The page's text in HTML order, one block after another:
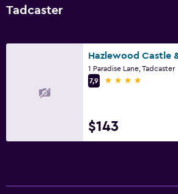
Tadcaster
1 Paradise Lane, Tadcaster
7,9
4 estrellas
$143